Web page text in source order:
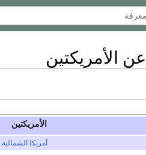
الأمريكتين
الأمريكتين
أمريكا الشمالية